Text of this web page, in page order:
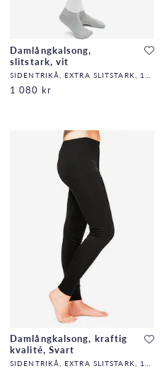
Damlångkalsong,
slitstark, vit
1 080 kr
Damlångkalsong, kraftig
kvalité, Svart
SIDENTRIKÅ, EXTRA SLITSTARK, 140G/M2,32,DF